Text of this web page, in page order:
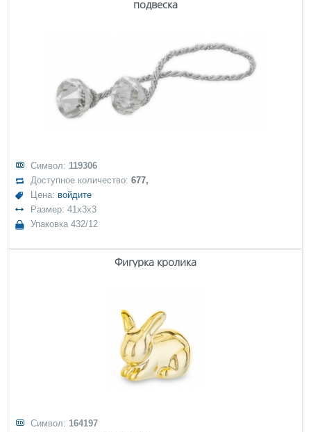
подвеска
Символ: 119306
Доступное количество:677,
Цена: войдите
Размер: 41x3x3
Упаковка 432/12
Фигурка кролика
Символ: 164197